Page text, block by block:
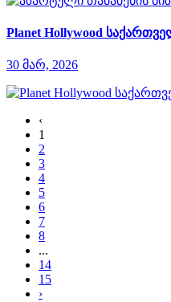
Planet Hollywood
30 მარ, 2026
‹
1
2
3
4
5
6
7
8
...
14
15
›